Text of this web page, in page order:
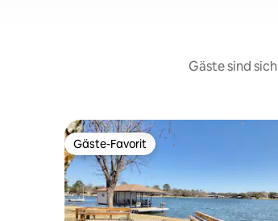
Gäste sind
Gäste-Favorit
Gäste-Favorit